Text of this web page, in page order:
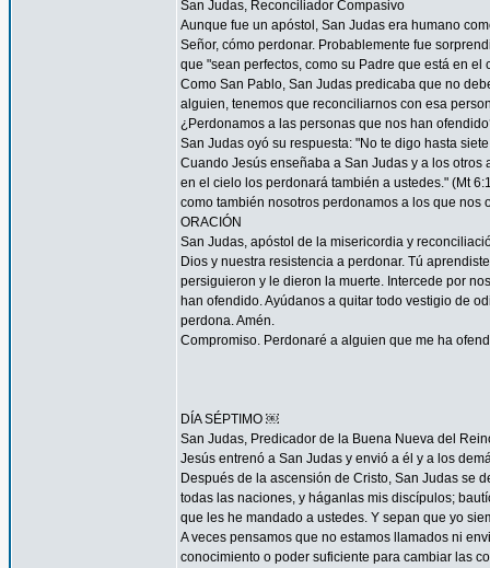
San Judas, Reconciliador Compasivo
Aunque fue un apóstol, San Judas era humano
Señor, cómo perdonar. Probablemente fue
que "sean perfectos, como su Padre que está en el
Como San Pablo, San Judas predicaba que no
alguien, tenemos que reconciliarnos con esa
¿Perdonamos a las personas que nos han
San Judas oyó su respuesta: "No te digo hasta
Cuando Jesús enseñaba a San Judas y a los
en el cielo los perdonará también a ustedes." (Mt
como también nosotros perdonamos a los que nos
ORACIÓN
San Judas, apóstol de la misericordia y
Dios y nuestra resistencia a perdonar. Tú
persiguieron y le dieron la muerte. Intercede por
han ofendido. Ayúdanos a quitar todo vestigio de
perdona. Amén.
Compromiso. Perdonaré a alguien que me ha
DÍA SÉPTIMO ￼
San Judas, Predicador de la Buena Nueva del
Jesús entrenó a San Judas y envió a él y a los
Después de la ascensión de Cristo, San Judas se
todas las naciones, y háganlas mis discípulos;
que les he mandado a ustedes. Y sepan que yo
A veces pensamos que no estamos llamados ni
conocimiento o poder suficiente para cambiar las